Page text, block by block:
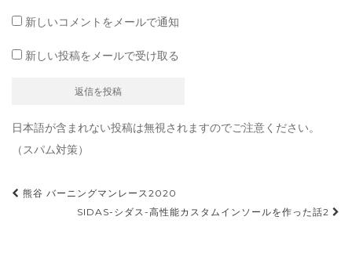
新しいコメントをメールで通知
新しい投稿をメールで受け取る
日本語が含まれない投稿は無視されますのでご注意ください。
（スパム対策）
投熊谷 バーニングマンレース2020
SIDAS-シダス-高性能カスタムインソールを作った話2